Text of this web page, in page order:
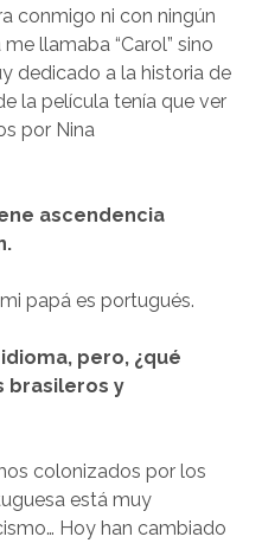
conmigo ni con ningún
llamaba “Carol” sino
dedicado a la historia de
la película tenía que ver
por Nina
ascendencia
papá es portugués.
pero, ¿qué
brasileros y
colonizados por los
está muy
Hoy han cambiado